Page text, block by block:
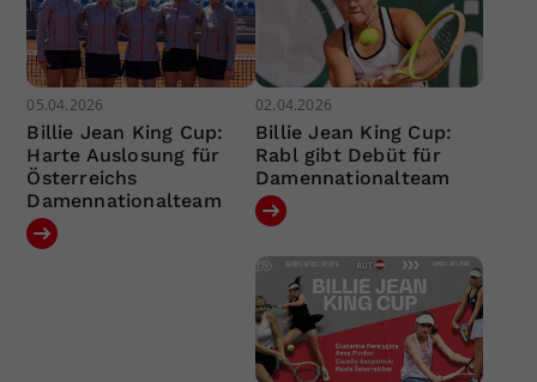
05.04.2026
Billie Jean King Cup:
Harte Auslosung für
Österreichs
Damennationalteam
02.04.2026
Billie Jean King Cup:
Rabl gibt Debüt für
Damennationalteam